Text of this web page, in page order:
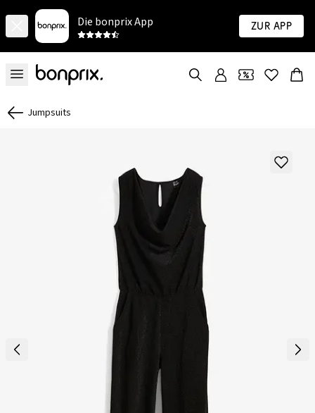
Die bonprix App Zur App
Jumpsuits